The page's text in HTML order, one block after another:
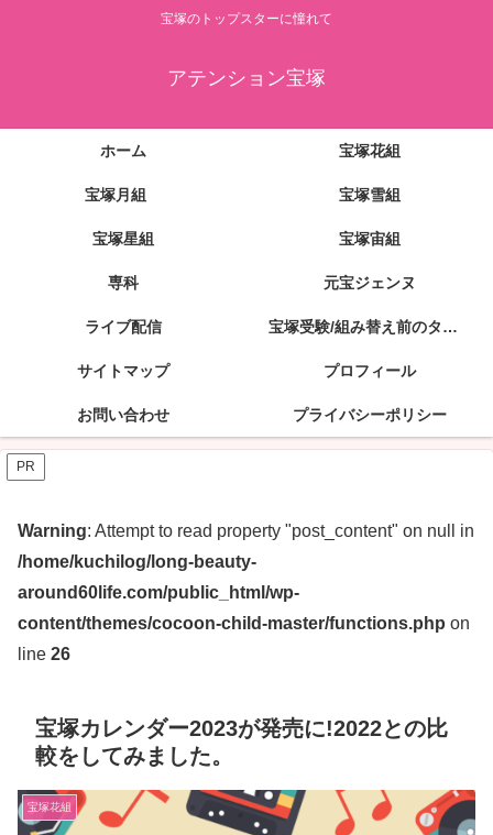
宝塚のトップスターに憧れて
アテンション宝塚
ホーム 宝塚花組
宝塚月組 宝塚雪組
宝塚星組 宝塚宙組
専科 元宝ジェンヌ
ライブ配信 宝塚受験/組み替え前のタカラジェンヌ
サイトマップ プロフィール
お問い合わせ プライバシーポリシー
PR
Warning: Attempt to read property "post_content" on null in
/home/kuchilog/long-beauty-
around60life.com/public_html/wp-
content/themes/cocoon-child-master/functions.php on
line 26
宝塚カレンダー2023が発売に!2022との比
較をしてみました。
宝塚花組